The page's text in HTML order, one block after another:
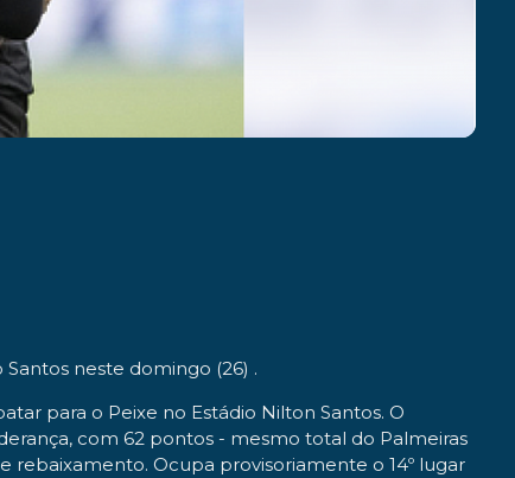
neste domingo (26) .
para o Peixe no Estádio Nilton Santos. O
com 62 pontos - mesmo total do Palmeiras
rebaixamento. Ocupa provisoriamente o 14º lugar